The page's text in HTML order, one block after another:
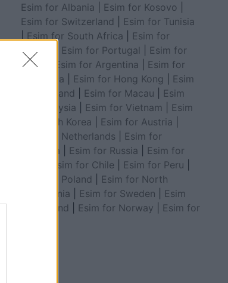
Esim for Albania
Esim for Kosovo
Esim for Switzerland
Esim for Tunisia
Esim for South Africa
Esim for
Algeria
Esim for Portugal
Esim for
Brazil
Esim for Argentina
Esim for
Colombia
Esim for Hong Kong
Esim
for Thailand
Esim for Macau
Esim
for Malaysia
Esim for Vietnam
Esim
for South Korea
Esim for Austria
Esim for Netherlands
Esim for
Australia
Esim for Russia
Esim for
Esim for Chile Esim for Peru
Esim for Poland
Esim for North
Macedonia
Esim for Sweden
Esim
for Finland
Esim for Norway
Esim for